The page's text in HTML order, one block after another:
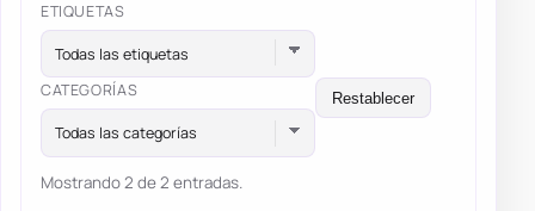
ETIQUETAS
Todas las etiquetas
CATEGORÍAS
Todas las categorías
Restablecer
Mostrando 2 de 2 entradas.